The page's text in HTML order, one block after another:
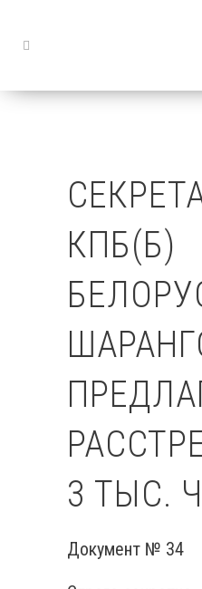
КПБ(Б)
3 ТЫС.
Документ № 34